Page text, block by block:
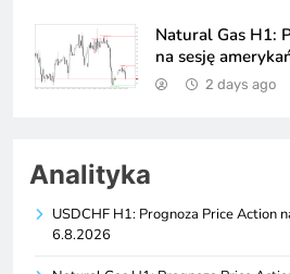
Natural Gas H1:
na sesję
2 days ago
Analityka
USDCHF H1: Prognoza Price Action
6.8.2026